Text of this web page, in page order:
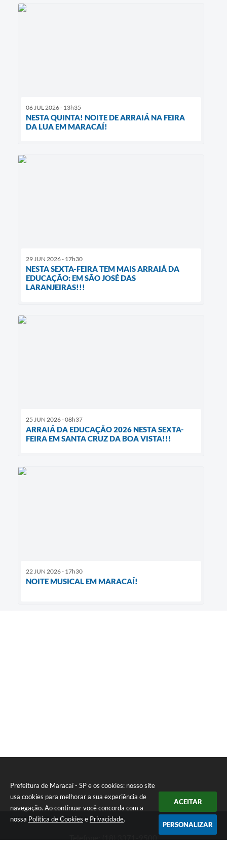
Prefeitura de Maracaí - SP e os cookies: nosso site
usa cookies para melhorar a sua experiência de
navegação. Ao continuar você concorda com a
nossa Política de Cookies e Privacidade.
ACEITAR
PERSONALIZAR
06 JUL 2026 - 13h35
NESTA QUINTA! NOITE DE ARRAIÁ NA FEIRA
DA LUA EM MARACAÍ!
29 JUN 2026 - 17h30
NESTA SEXTA-FEIRA TEM MAIS ARRAIÁ DA
EDUCAÇÃO: EM SÃO JOSÉ DAS
LARANJEIRAS!!!
25 JUN 2026 - 08h37
ARRAIÁ DA EDUCAÇÃO 2026 NESTA SEXTA-
FEIRA EM SANTA CRUZ DA BOA VISTA!!!
22 JUN 2026 - 17h30
NOITE MUSICAL EM MARACAÍ!
Telefone: (18) 3371-9500